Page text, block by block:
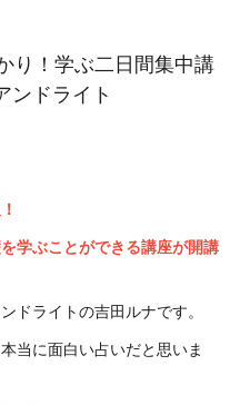
り！学ぶ二日間集中講
ンドライト
学ぶことができる講座が開講
ドライトの吉田ルナです。
当に面白い占いだと思いま